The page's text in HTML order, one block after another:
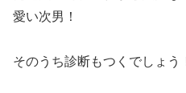
愛い次男！
そのうち診断もつくでしょう